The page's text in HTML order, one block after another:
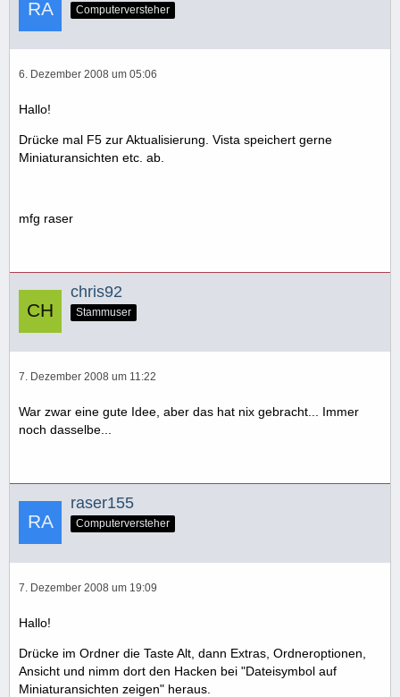
Computerversteher
6. Dezember 2008 um 05:06
Hallo!
Drücke mal F5 zur Aktualisierung. Vista speichert gerne
Miniaturansichten etc. ab.
mfg raser
chris92
Stammuser
7. Dezember 2008 um 11:22
War zwar eine gute Idee, aber das hat nix gebracht... Immer
noch dasselbe...
raser155
Computerversteher
7. Dezember 2008 um 19:09
Hallo!
Drücke im Ordner die Taste Alt, dann Extras, Ordneroptionen,
Ansicht und nimm dort den Hacken bei "Dateisymbol auf
Miniaturansichten zeigen" heraus.